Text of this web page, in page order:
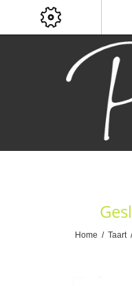
Home / Taart /